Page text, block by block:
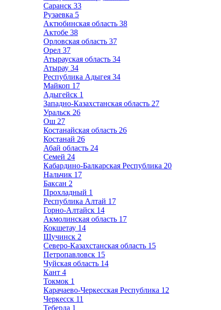
Саранск 33
Рузаевка 5
Актюбинская область 38
Актобе 38
Орловская область 37
Орел 37
Атырауская область 34
Атырау 34
Республика Адыгея 34
Майкоп 17
Адыгейск 1
Западно-Казахстанская область 27
Уральск 26
Ош 27
Костанайская область 26
Костанай 26
Абай область 24
Семей 24
Кабардино-Балкарская Республика 20
Нальчик 17
Баксан 2
Прохладный 1
Республика Алтай 17
Горно-Алтайск 14
Акмолинская область 17
Кокшетау 14
Щучинск 2
Северо-Казахстанская область 15
Петропавловск 15
Чуйская область 14
Кант 4
Токмок 1
Карачаево-Черкесская Республика 12
Черкесск 11
Теберда 1